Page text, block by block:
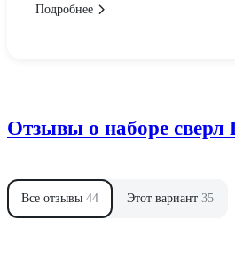
Подробнее
Отзывы о наборе сверл
Все отзывы 44 Этот вариант 35